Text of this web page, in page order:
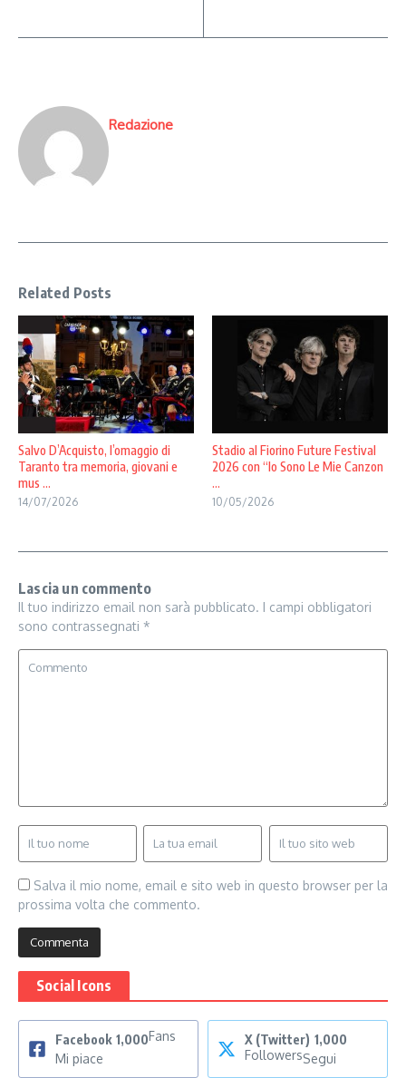
Redazione
Related Posts
Salvo D’Acquisto, l’omaggio di
Taranto tra memoria, giovani e
mus ...
14/07/2026
Stadio al Fiorino Future Festival
2026 con “Io Sono Le Mie Canzon
...
10/05/2026
Lascia un commento
Il tuo indirizzo email non sarà pubblicato. I campi obbligatori
sono contrassegnati *
Salva il mio nome, email e sito web in questo browser per la
prossima volta che commento.
Social Icons
Facebook 1,000Fans
Mi piace
X (Twitter) 1,000
FollowersSegui